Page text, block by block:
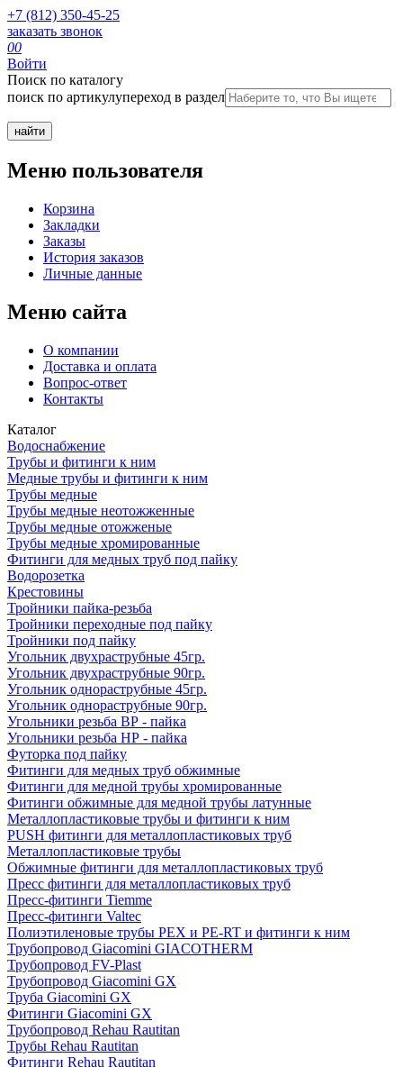
+7 (812) 350-45-25
заказать звонок
00
Войти
Поиск по каталогу
поиск по артикулупереход в раздел
Меню пользователя
Корзина
Закладки
Заказы
История заказов
Личные данные
Меню сайта
О компании
Доставка и оплата
Вопрос-ответ
Контакты
Каталог
Водоснабжение
Трубы и фитинги к ним
Медные трубы и фитинги к ним
Трубы медные
Трубы медные неотожженные
Трубы медные отожженые
Трубы медные хромированные
Фитинги для медных труб под пайку
Водорозетка
Крестовины
Тройники пайка-резьба
Тройники переходные под пайку
Тройники под пайку
Угольник двухраструбные 45гр.
Угольник двухраструбные 90гр.
Угольник однораструбные 45гр.
Угольник однораструбные 90гр.
Угольники резьба ВР - пайка
Угольники резьба НР - пайка
Футорка под пайку
Фитинги для медных труб обжимные
Фитинги для медной трубы хромированные
Фитинги обжимные для медной трубы латунные
Металлопластиковые трубы и фитинги к ним
PUSH фитинги для металлопластиковых труб
Металлопластиковые трубы
Обжимные фитинги для металлопластиковых труб
Пресс фитинги для металлопластиковых труб
Пресс-фитинги Tiemme
Пресс-фитинги Valtec
Полиэтиленовые трубы PEX и PE-RT и фитинги к ним
Трубопровод Giacomini GIACOTHERM
Трубопровод FV-Plast
Трубопровод Giacomini GX
Труба Giacomini GX
Фитинги Giacomini GX
Трубопровод Rehau Rautitan
Трубы Rehau Rautitan
Фитинги Rehau Rautitan